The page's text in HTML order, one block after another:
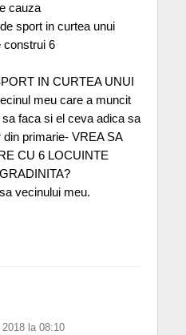
cauza
sport in curtea unui
construi 6
IN CURTEA UNUI
meu care a muncit
faca si el ceva adica sa
primarie- VREA SA
CU 6 LOCUINTE
vecinului meu.
la 08:10